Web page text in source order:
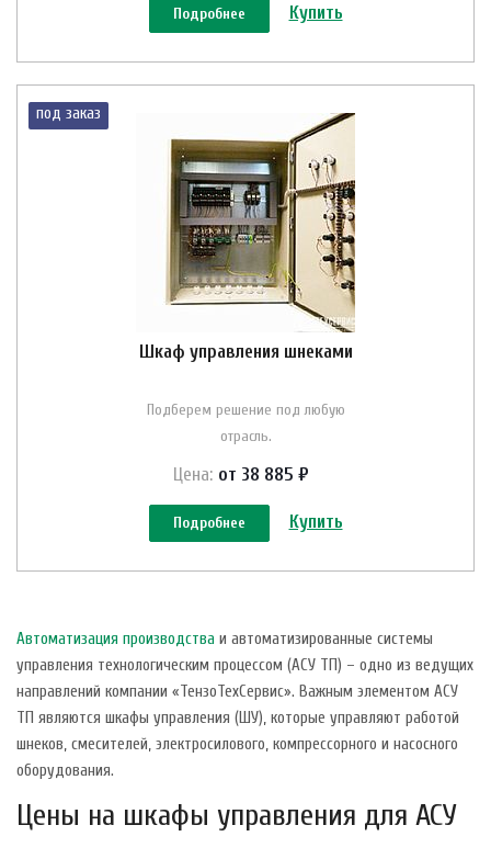
Подробнее Купить
под заказ
Шкаф управления шнеками
Подберем решение под любую
отрасль.
Цена: от 38 885 ₽
Подробнее Купить
Автоматизация производства и автоматизированные системы
управления технологическим процессом (АСУ ТП) – одно из ведущих
направлений компании «ТензоТехСервис». Важным элементом АСУ
ТП являются шкафы управления (ШУ), которые управляют работой
шнеков, смесителей, электросилового, компрессорного и насосного
оборудования.
Цены на шкафы управления для АСУ